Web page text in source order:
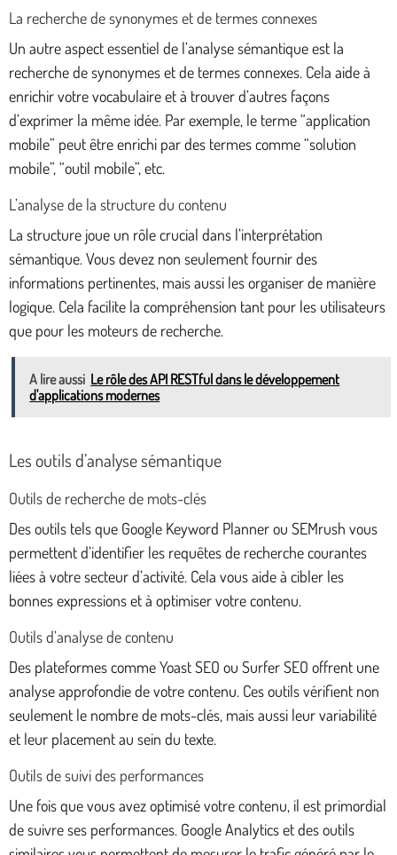
La recherche de synonymes et de termes connexes
Un autre aspect essentiel de l’analyse sémantique est la
recherche de synonymes et de termes connexes. Cela aide à
enrichir votre vocabulaire et à trouver d’autres façons
d’exprimer la même idée. Par exemple, le terme “application
mobile” peut être enrichi par des termes comme “solution
mobile”, “outil mobile”, etc.
L’analyse de la structure du contenu
La structure joue un rôle crucial dans l’interprétation
sémantique. Vous devez non seulement fournir des
informations pertinentes, mais aussi les organiser de manière
logique. Cela facilite la compréhension tant pour les utilisateurs
que pour les moteurs de recherche.
A lire aussi Le rôle des API RESTful dans le développement
d'applications modernes
Les outils d’analyse sémantique
Outils de recherche de mots-clés
Des outils tels que Google Keyword Planner ou SEMrush vous
permettent d’identifier les requêtes de recherche courantes
liées à votre secteur d’activité. Cela vous aide à cibler les
bonnes expressions et à optimiser votre contenu.
Outils d’analyse de contenu
Des plateformes comme Yoast SEO ou Surfer SEO offrent une
analyse approfondie de votre contenu. Ces outils vérifient non
seulement le nombre de mots-clés, mais aussi leur variabilité
et leur placement au sein du texte.
Outils de suivi des performances
Une fois que vous avez optimisé votre contenu, il est primordial
de suivre ses performances. Google Analytics et des outils